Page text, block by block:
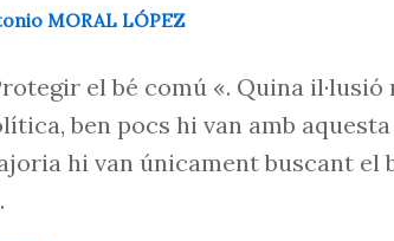
MORAL LÓPEZ
el bé comú «. Quina il·lusió
ben pocs hi van amb
hi van únicament buscant el